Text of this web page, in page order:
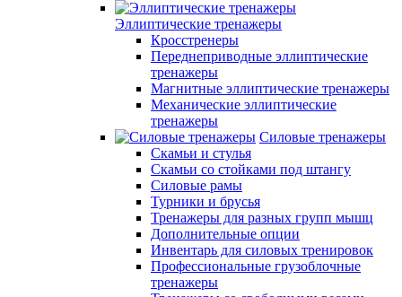
Эллиптические тренажеры
Кросстренеры
Переднеприводные эллиптические
тренажеры
Магнитные эллиптические тренажеры
Механические эллиптические
тренажеры
Силовые тренажеры
Скамьи и стулья
Скамьи со стойками под штангу
Силовые рамы
Турники и брусья
Тренажеры для разных групп мышц
Дополнительные опции
Инвентарь для силовых тренировок
Профессиональные грузоблочные
тренажеры